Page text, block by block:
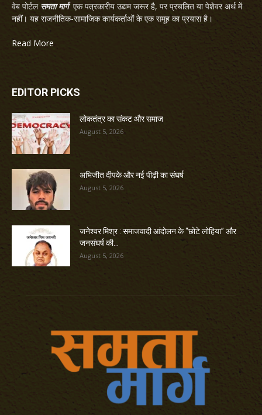
वेब पोर्टल समता मार्गएक पत्रकारीय उद्यम जरूर है, पर प्रचलित या पेशेवर अर्थ में
नहीं। यह राजनीतिक-सामाजिक कार्यकर्ताओं के एक समूह का प्रयास है।
Read More
EDITOR PICKS
लोकतंत्र का संकट और समाज
August 5, 2026
अभिजीत दीपके और नई पीढ़ी का संघर्ष
August 5, 2026
जनेश्वर मिश्र : समाजवादी आंदोलन के “छोटे लोहिया” और
जनसंघर्ष की...
August 5, 2026